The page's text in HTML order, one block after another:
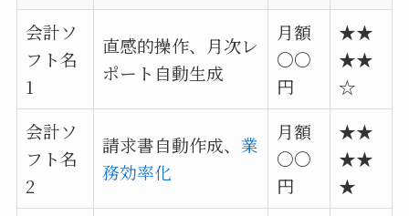
会計ソ
フト名
1
直感的操作、月次レ
ポート自動生成
月額
〇〇
円
★★
★★
☆
会計ソ
フト名
2
請求書自動作成、業
務効率化
月額
〇〇
円
★★
★★
★